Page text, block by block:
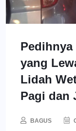
Pedihnya
yang
Lidah
Pagi dan
BAGUS